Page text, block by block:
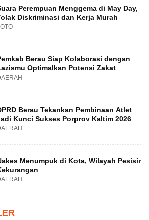
Perempuan Menggema di May Day,
Diskriminasi dan Kerja Murah
Berau Siap Kolaborasi dengan
Optimalkan Potensi Zakat
Berau Tekankan Pembinaan Atlet
Kunci Sukses Porprov Kaltim 2026
Menumpuk di Kota, Wilayah Pesisir